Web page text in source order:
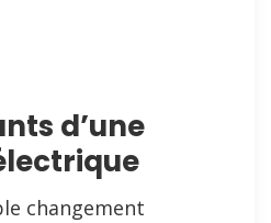
d’une
changement